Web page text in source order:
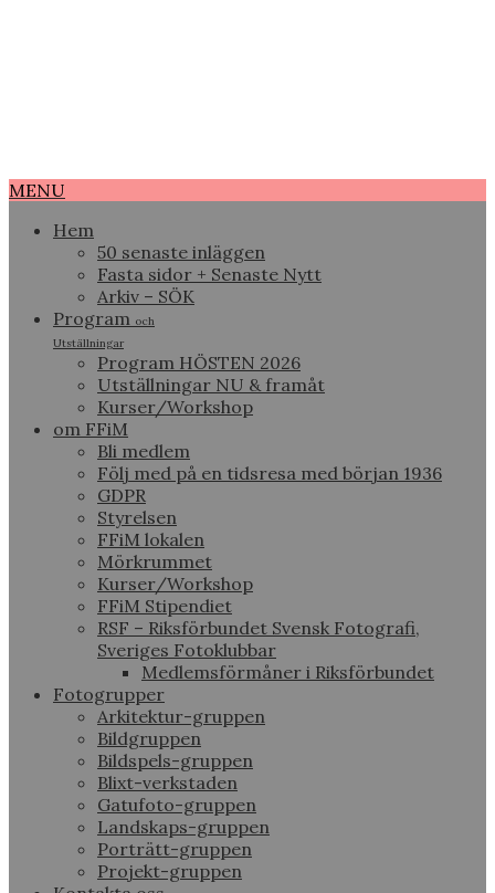
MENU
Hem
50 senaste inläggen
Fasta sidor + Senaste Nytt
Arkiv – SÖK
Program och
Utställningar
Program HÖSTEN 2026
Utställningar NU & framåt
Kurser/Workshop
om FFiM
Bli medlem
Följ med på en tidsresa med början 1936
GDPR
Styrelsen
FFiM lokalen
Mörkrummet
Kurser/Workshop
FFiM Stipendiet
RSF – Riksförbundet Svensk Fotografi,
Sveriges Fotoklubbar
Medlemsförmåner i Riksförbundet
Fotogrupper
Arkitektur-gruppen
Bildgruppen
Bildspels-gruppen
Blixt-verkstaden
Gatufoto-gruppen
Landskaps-gruppen
Porträtt-gruppen
Projekt-gruppen